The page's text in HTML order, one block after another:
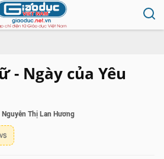
- Ngày của Yêu
Nguyễn Thị Lan Hương